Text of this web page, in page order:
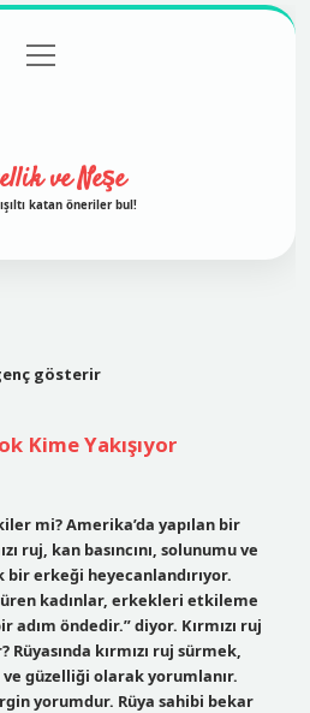
Politikası
menüyü
aç
ve Neşe
katan öneriler bul!
gösterir
Kime Yakışıyor
mi? Amerika’da yapılan bir
ruj, kan basıncını, solunumu ve
bir erkeği heyecanlandırıyor.
kadınlar, erkekleri etkileme
adım öndedir.” diyor. Kırmızı ruj
kırmızı ruj sürmek,
güzelliği olarak yorumlanır.
yorumdur. Rüya sahibi bekar